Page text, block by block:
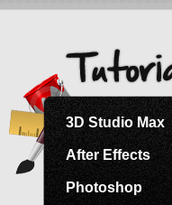
3D Studio Max
After Effects
Photoshop